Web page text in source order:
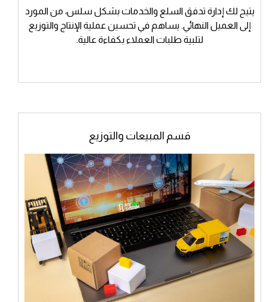
يتيح لك إدارة تدفق السلع والخدمات بشكل سلس، من المورد
إلى العميل النهائي. يساهم في تحسين عملية الإنتاج والتوزيع
لتلبية طلبات العملاء بكفاءة عالية.
قسم المبيعات والتوزيع